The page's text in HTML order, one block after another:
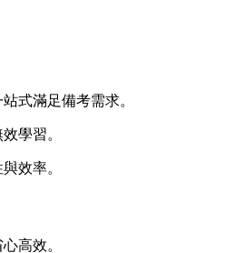
式滿足備考需求。
學習。
效率。
高效。